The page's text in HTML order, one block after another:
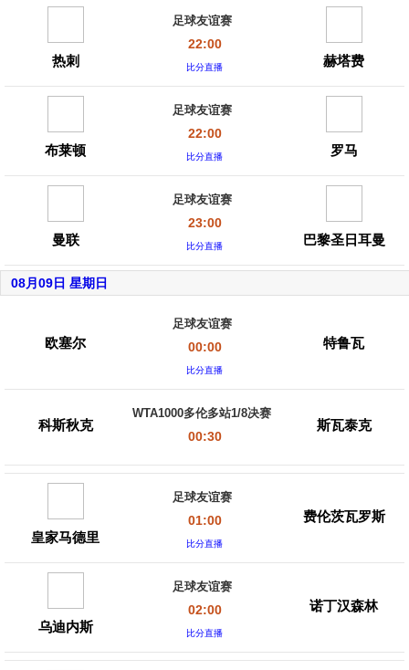
热刺
足球友谊赛
22:00
比分直播 赫塔费
布莱顿
足球友谊赛
22:00
比分直播 罗马
曼联
足球友谊赛
23:00
比分直播 巴黎圣日耳曼
08月09日 星期日
欧塞尔
足球友谊赛
00:00
比分直播
特鲁瓦
科斯秋克
WTA1000多伦多站1/8决赛
00:30
斯瓦泰克
皇家马德里
足球友谊赛
01:00
比分直播
费伦茨瓦罗斯
乌迪内斯
足球友谊赛
02:00
比分直播
诺丁汉森林